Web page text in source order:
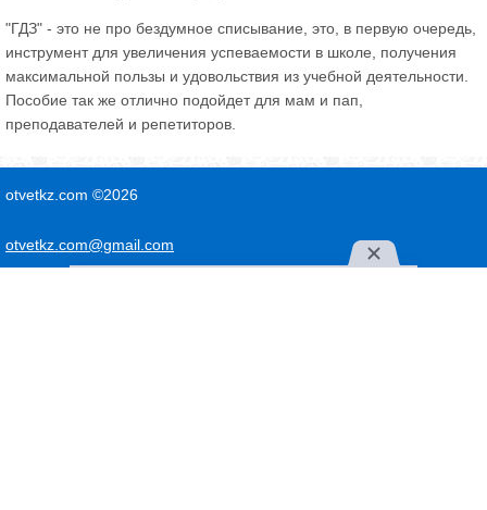
"ГДЗ" - это не про бездумное списывание, это, в первую очередь,
инструмент для увеличения успеваемости в школе, получения
максимальной пользы и удовольствия из учебной деятельности.
Пособие так же отлично подойдет для мам и пап,
преподавателей и репетиторов.
otvetkz.com ©2026
otvetkz.com@gmail.com